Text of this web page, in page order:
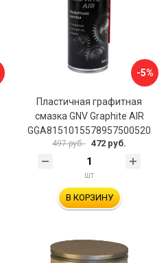
-5%
Пластичная графитная
смазка GNV Graphite AIR
GGA8151015578957500520
497 руб. 472 руб.
шт
В КОРЗИНУ